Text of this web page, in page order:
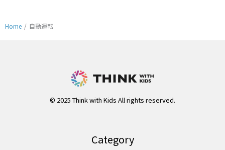
Home / 自動運転
© 2025 Think with Kids All rights reserved.
Category